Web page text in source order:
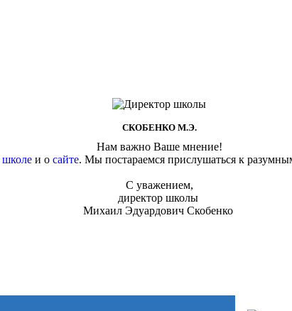
СКОБЕНКО М.Э.
Нам важно Ваше мнение!
школеи о сайте. Мы постараемся прислушаться к
С уважением,
директор школы
Михаил Эдуардович Скобенко